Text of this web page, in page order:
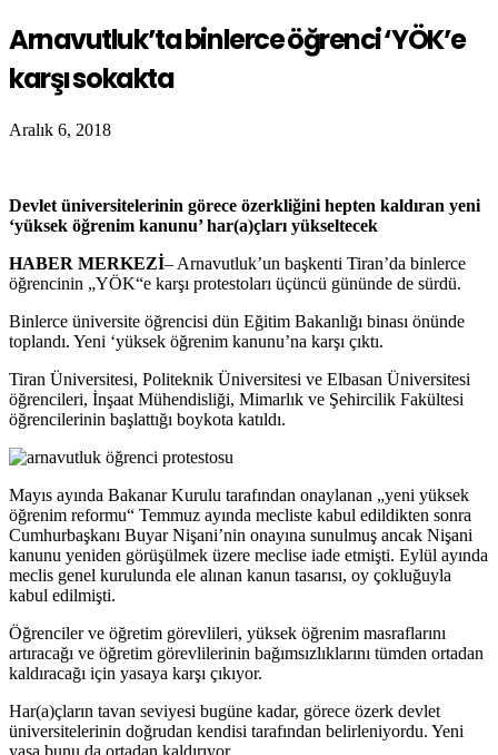
Arnavutluk’ta binlerce öğrenci ‘YÖK’e
karşı sokakta
Aralık 6, 2018
Devlet üniversitelerinin görece özerkliğini hepten kaldıran yeni
‘yüksek öğrenim kanunu’ har(a)çları yükseltecek
HABER MERKEZİ– Arnavutluk’un başkenti Tiran’da binlerce
öğrencinin „YÖK“e karşı protestoları üçüncü gününde de sürdü.
Binlerce üniversite öğrencisi dün Eğitim Bakanlığı binası önünde
toplandı. Yeni ‘yüksek öğrenim kanunu’na karşı çıktı.
Tiran Üniversitesi, Politeknik Üniversitesi ve Elbasan Üniversitesi
öğrencileri, İnşaat Mühendisliği, Mimarlık ve Şehircilik Fakültesi
öğrencilerinin başlattığı boykota katıldı.
Mayıs ayında Bakanar Kurulu tarafından onaylanan „yeni yüksek
öğrenim reformu“ Temmuz ayında mecliste kabul edildikten sonra
Cumhurbaşkanı Buyar Nişani’nin onayına sunulmuş ancak Nişani
kanunu yeniden görüşülmek üzere meclise iade etmişti. Eylül ayında
meclis genel kurulunda ele alınan kanun tasarısı, oy çokluğuyla
kabul edilmişti.
Öğrenciler ve öğretim görevlileri, yüksek öğrenim masraflarını
artıracağı ve öğretim görevlilerinin bağımsızlıklarını tümden ortadan
kaldıracağı için yasaya karşı çıkıyor.
Har(a)çların tavan seviyesi bugüne kadar, görece özerk devlet
üniversitelerinin doğrudan kendisi tarafından belirleniyordu. Yeni